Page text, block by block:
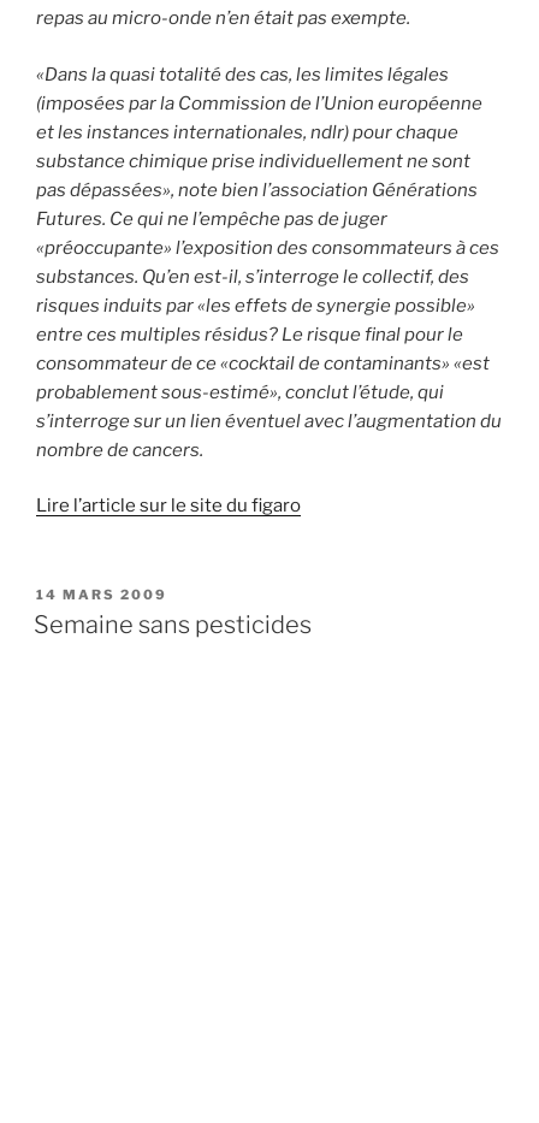
repas au micro-onde n’en était pas exempte.
«Dans la quasi totalité des cas, les limites légales
(imposées par la Commission de l’Union européenne
et les instances internationales, ndlr) pour chaque
substance chimique prise individuellement ne sont
pas dépassées», note bien l’association Générations
Futures. Ce qui ne l’empêche pas de juger
«préoccupante» l’exposition des consommateurs à ces
substances. Qu’en est-il, s’interroge le collectif, des
risques induits par «les effets de synergie possible»
entre ces multiples résidus? Le risque final pour le
consommateur de ce «cocktail de contaminants» «est
probablement sous-estimé», conclut l’étude, qui
s’interroge sur un lien éventuel avec l’augmentation du
nombre de cancers.
Lire l’article sur le site du figaro
PUBLIÉ
LE
14 MARS 2009
Semaine sans pesticides